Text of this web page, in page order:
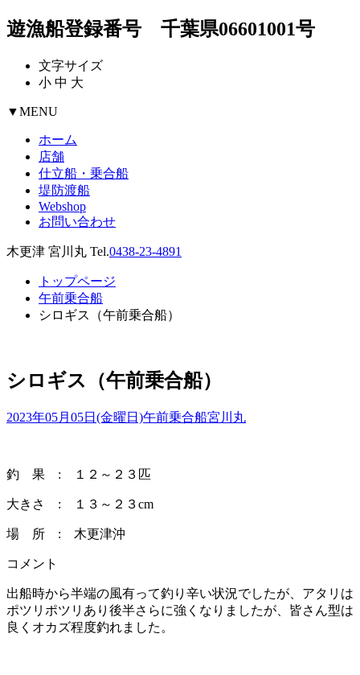
遊漁船登録番号 千葉県06601001号
文字サイズ
小 中 大
▼MENU
ホーム
店舗
仕立船・乗合船
堤防渡船
Webshop
お問い合わせ
木更津 宮川丸 Tel.0438-23-4891
トップページ
午前乗合船
シロギス（午前乗合船）
シロギス（午前乗合船）
2023年05月05日(金曜日)午前乗合船宮川丸
釣 果 : １２～２３匹
大きさ : １３～２３cm
場 所 : 木更津沖
コメント
出船時から半端の風有って釣り辛い状況でしたが、アタリは
ポツリポツリあり後半さらに強くなりましたが、皆さん型は
良くオカズ程度釣れました。